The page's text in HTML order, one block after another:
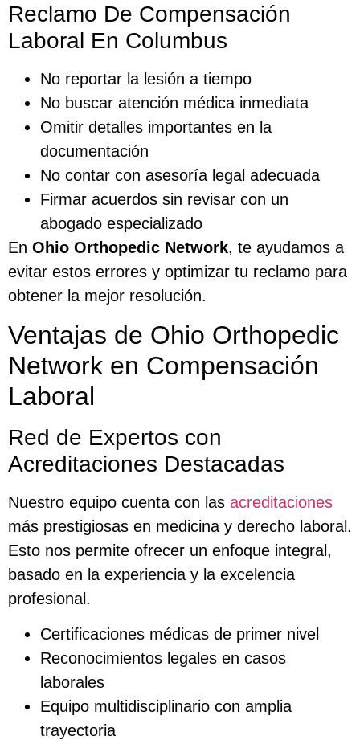
Reclamo De Compensación
Laboral En Columbus
No reportar la lesión a tiempo
No buscar atención médica inmediata
Omitir detalles importantes en la
documentación
No contar con asesoría legal adecuada
Firmar acuerdos sin revisar con un
abogado especializado
En Ohio Orthopedic Network, te ayudamos a
evitar estos errores y optimizar tu reclamo para
obtener la mejor resolución.
Ventajas de Ohio Orthopedic
Network en Compensación
Laboral
Red de Expertos con
Acreditaciones Destacadas
Nuestro equipo cuenta con las acreditaciones
más prestigiosas en medicina y derecho laboral.
Esto nos permite ofrecer un enfoque integral,
basado en la experiencia y la excelencia
profesional.
Certificaciones médicas de primer nivel
Reconocimientos legales en casos
laborales
Equipo multidisciplinario con amplia
trayectoria